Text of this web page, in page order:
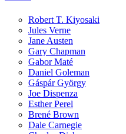
Robert T. Kiyosaki
Jules Verne
Jane Austen
Gary Chapman
Gabor Maté
Daniel Goleman
Gáspár György
Joe Dispenza
Esther Perel
Brené Brown
Dale Carnegie